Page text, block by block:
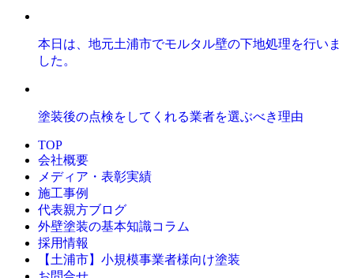
本日は、地元土浦市でモルタル壁の下地処理を行いま
した。
塗装後の点検をしてくれる業者を選ぶべき理由
TOP
会社概要
メディア・表彰実績
施工事例
代表親方ブログ
外壁塗装の基本知識コラム
採用情報
【土浦市】小規模事業者様向け塗装